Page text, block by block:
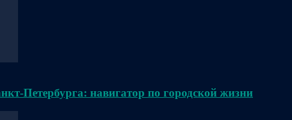
Петербурга: навигатор по городской жизни